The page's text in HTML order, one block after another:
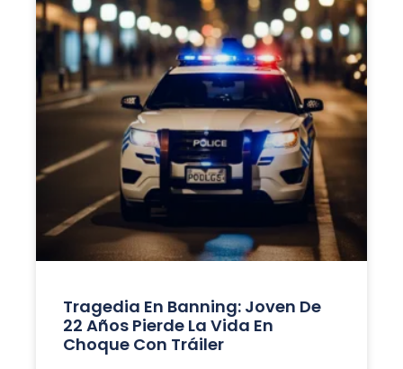
Tragedia En Banning: Joven De
22 Años Pierde La Vida En
Choque Con Tráiler